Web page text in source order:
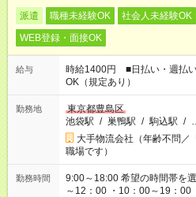
派遣 職種未経験OK 社会人未経験OK
WEB登録・面接OK
給与
時給1400円 ■日払い・週払
OK（規定あり）
勤務地
東京都豊島区
池袋駅 / 巣鴨駅 / 駒込駅 /
大手物流会社（年齢不問／
職場です）
勤務時間
9:00～18:00 希望の時間帯を選べます！ ＜シフト例＞ ・8：30
～12：00 ・10：00～19：00